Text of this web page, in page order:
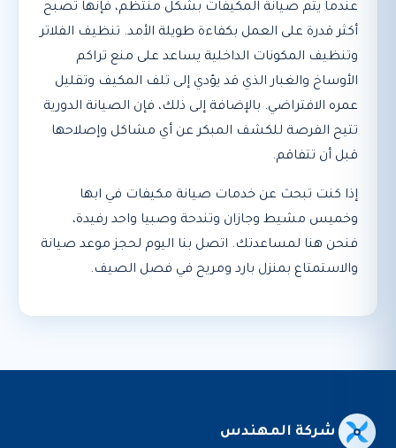
عندما يتم صيانة المكيفات بشكل منتظم، فإنها تصبح
أكثر قدرة على العمل بكفاءة طويلة الأمد. تنظيف الفلاتر
وتنظيف المكونات الداخلية يساعد على منع تراكم
الأوساخ والغبار الذي قد يؤدي إلى تلف المكيف وتقليل
عمره الافتراضي. بالإضافة إلى ذلك، فإن الصيانة الدورية
تتيح الفرصة للكشف المبكر عن أي مشاكل وإصلاحها
قبل أن تتفاقم.
إذا كنت تبحث عن خدمات صيانة مكيفات في ابها
وخميس مشيط وجازان وتندحة وصبيا واحد رفيدة،
فنحن هنا لمساعدتك. اتصل بنا اليوم لحجز موعد صيانة
والاستمتاع بمنزل بارد ومريح في فصل الصيف.
شركة المهندس